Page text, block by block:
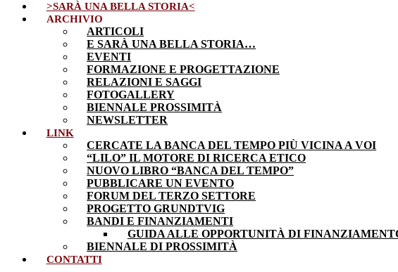
>SARÀ UNA BELLA STORIA<
ARCHIVIO
ARTICOLI
E SARÀ UNA BELLA STORIA…
EVENTI
FORMAZIONE E PROGETTAZIONE
RELAZIONI E SAGGI
FOTOGALLERY
BIENNALE PROSSIMITÀ
NEWSLETTER
LINK
CERCATE LA BANCA DEL TEMPO PIÙ VICINA A VOI
“LILO” IL MOTORE DI RICERCA ETICO
NUOVO LIBRO “BANCA DEL TEMPO”
PUBBLICARE UN EVENTO
FORUM DEL TERZO SETTORE
PROGETTO GRUNDTVIG
BANDI E FINANZIAMENTI
GUIDA ALLE OPPORTUNITÀ DI
BIENNALE DI PROSSIMITÀ
CONTATTI